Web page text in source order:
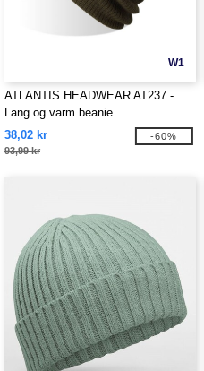
W1
ATLANTIS HEADWEAR AT237 -
Lang og varm beanie
38,02 kr
93,99 kr
-60%